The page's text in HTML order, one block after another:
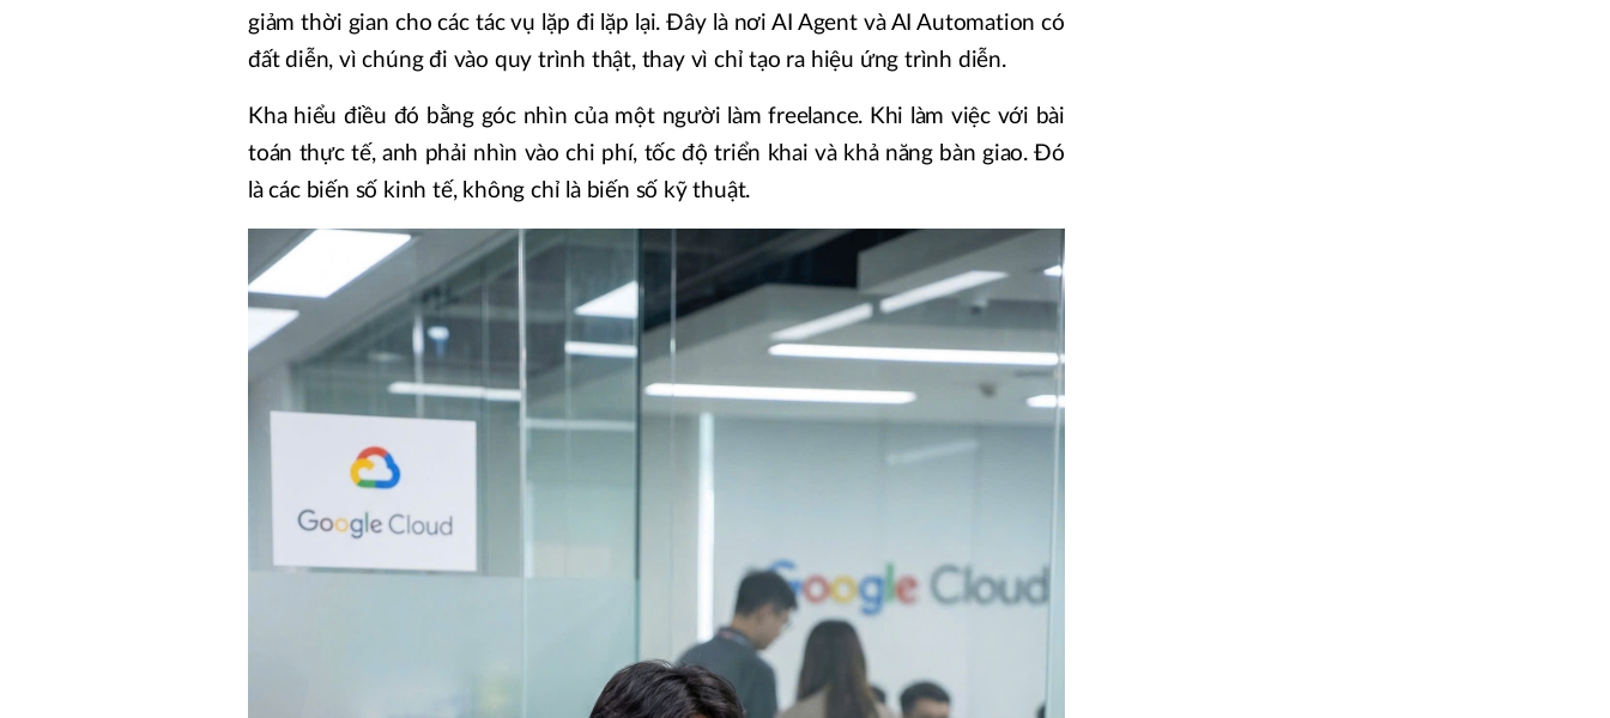
giảm thời gian cho các tác vụ lặp đi lặp lại. Đây là nơi AI Agent và AI Automation có
đất diễn, vì chúng đi vào quy trình thật, thay vì chỉ tạo ra hiệu ứng trình diễn.
Kha hiểu điều đó bằng góc nhìn của một người làm freelance. Khi làm việc với bài
toán thực tế, anh phải nhìn vào chi phí, tốc độ triển khai và khả năng bàn giao. Đó
là các biến số kinh tế, không chỉ là biến số kỹ thuật.